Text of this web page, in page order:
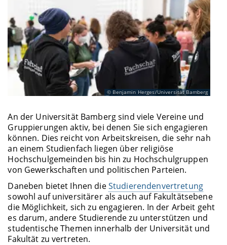
Benjamin Herges/Universität Bamberg
An der Universität Bamberg sind viele Vereine und
Gruppierungen aktiv, bei denen Sie sich engagieren
können. Dies reicht von Arbeitskreisen, die sehr nah
an einem Studienfach liegen über religiöse
Hochschulgemeinden bis hin zu Hochschulgruppen
von Gewerkschaften und politischen Parteien.
Daneben bietet Ihnen dieStudierendenvertretung
sowohl auf universitärer als auch auf Fakultätsebene
die Möglichkeit, sich zu engagieren. In der Arbeit geht
es darum, andere Studierende zu unterstützen und
studentische Themen innerhalb der Universität und
Fakultät zu vertreten.